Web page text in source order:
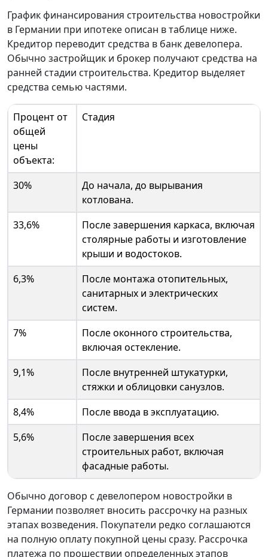
График финансирования строительства новостройки
в Германии при ипотеке описан в таблице ниже.
Кредитор переводит средства в банк девелопера.
Обычно застройщик и брокер получают средства на
ранней стадии строительства. Кредитор выделяет
средства семью частями.
Процент от
общей
цены
объекта:
Стадия
30%
До начала, до вырывания
котлована.
33,6%
После завершения каркаса, включая
столярные работы и изготовление
крыши и водостоков.
6,3%
После монтажа отопительных,
санитарных и электрических
систем.
7%
После оконного строительства,
включая остекление.
9,1%
После внутренней штукатурки,
стяжки и облицовки санузлов.
8,4%
После ввода в эксплуатацию.
5,6%
После завершения всех
строительных работ, включая
фасадные работы.
Обычно договор с девелопером новостройки в
Германии позволяет вносить рассрочку на разных
этапах возведения. Покупатели редко соглашаются
на полную оплату покупной цены сразу. Рассрочка
платежа по прошествии определенных этапов